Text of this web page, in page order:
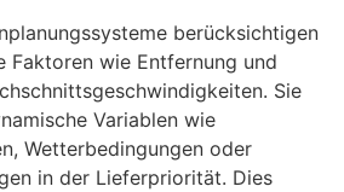
berücksichtigen
Faktoren wie Entfernung und
Sie
Variablen wie
Wetterbedingungen oder
in der Lieferpriorität. Dies